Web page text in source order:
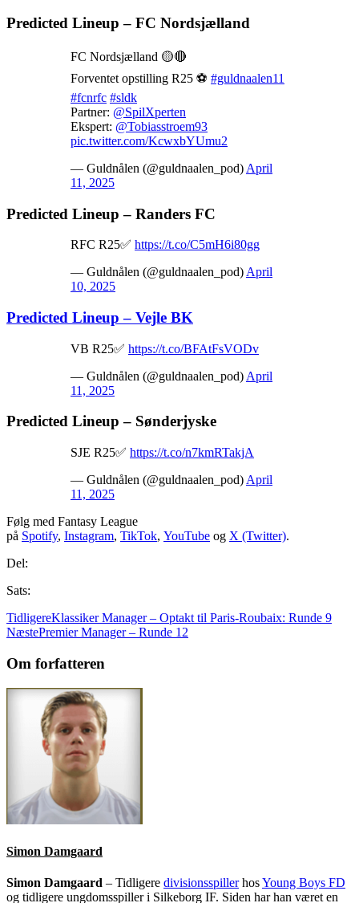
Predicted Lineup – FC Nordsjælland
FC Nordsjælland 🟡🔴
Forventet opstilling R25 ⚽️ #guldnaalen11
#fcnrfc #sldk
Partner: @SpilXperten
Ekspert: @Tobiasstroem93
pic.twitter.com/KcwxbYUmu2
— Guldnålen (@guldnaalen_pod) April
11, 2025
Predicted Lineup – Randers FC
RFC R25✅ https://t.co/C5mH6i80gg
— Guldnålen (@guldnaalen_pod) April
10, 2025
Predicted Lineup – Vejle BK
VB R25✅ https://t.co/BFAtFsVODv
— Guldnålen (@guldnaalen_pod) April
11, 2025
Predicted Lineup – Sønderjyske
SJE R25✅ https://t.co/n7kmRTakjA
— Guldnålen (@guldnaalen_pod) April
11, 2025
Følg med Fantasy League
på Spotify, Instagram, TikTok, YouTube og X (Twitter).
Del:
Sats:
TidligereKlassiker Manager – Optakt til Paris-Roubaix: Runde 9
NæstePremier Manager – Runde 12
Om forfatteren
Simon Damgaard
Simon Damgaard – Tidligere divisionsspillerhosYoung Boys FD
og tidligere ungdomsspiller i Silkeborg IF. Siden har han været en